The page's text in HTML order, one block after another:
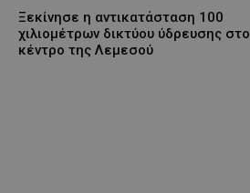
Ξεκίνησε η αντικατάσταση 100
χιλιομέτρων δικτύου ύδρευσης στο
κέντρο της Λεμεσού